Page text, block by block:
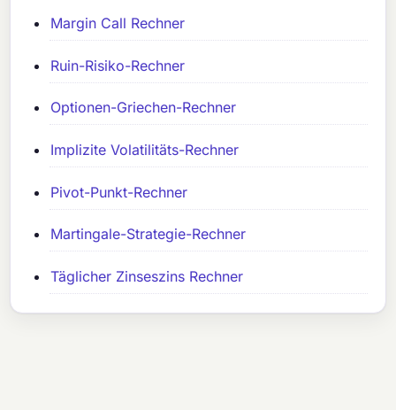
Margin Call Rechner
Ruin-Risiko-Rechner
Optionen-Griechen-Rechner
Implizite Volatilitäts-Rechner
Pivot-Punkt-Rechner
Martingale-Strategie-Rechner
Täglicher Zinseszins Rechner